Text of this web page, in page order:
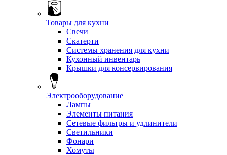
Товары для кухни
Свечи
Скатерти
Системы хранения для кухни
Кухонный инвентарь
Крышки для консервирования
Электрооборудование
Лампы
Элементы питания
Сетевые фильтры и удлинители
Светильники
Фонари
Хомуты